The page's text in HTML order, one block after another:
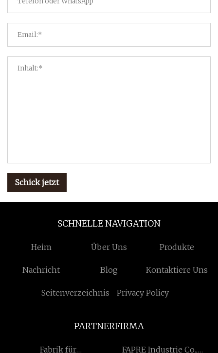
Schick jetzt
SCHNELLE NAVIGATION
Heim Über Uns Produkte
Nachricht Blog Kontaktiere Uns
Seitenverzeichnis Privacy Policy
PARTNERFIRMA
Fabrik für FAPRE Industrie Co.,